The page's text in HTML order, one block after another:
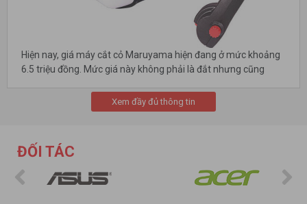
Hiện nay, giá máy cắt cỏ Maruyama hiện đang ở mức khoảng
6.5 triệu đồng. Mức giá này không phải là đắt nhưng cũng
người nông dân bỏ ra là xứng đáng.
dụng với trọng lượng 8,1kg, kích thước 2000mm x 280mm x
250mm (dài x rộng x cao) có thể mang theo hoặc đeo vai
trong quá trình sử dụng. Cùng với các chi tiết tay cầm bằng
cao su, điều này giúp người sử dụng thoải mái hơn khi điều
Xem đầy đủ thông tin
ĐỐI TÁC